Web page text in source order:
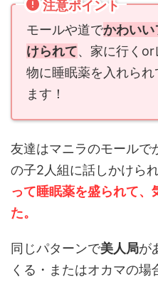
注意ポイント
モールや道でかわいい
けられて、家に行く
物に睡眠薬を入れら
ます！
友達はマニラのモールで
の子2人組に話しかけられ
って睡眠薬を盛られて、
た。
同じパターンで美人局が
くる・またはオカマの場